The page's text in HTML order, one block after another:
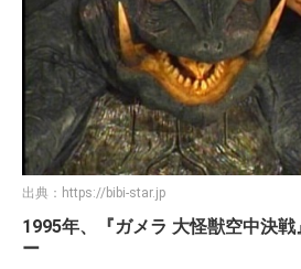
出典： https://bibi-star.jp
1995年、『ガメラ 大怪獣空中決
ー